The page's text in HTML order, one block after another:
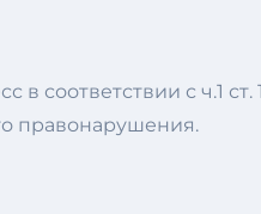
с ч.1
правонарушения.